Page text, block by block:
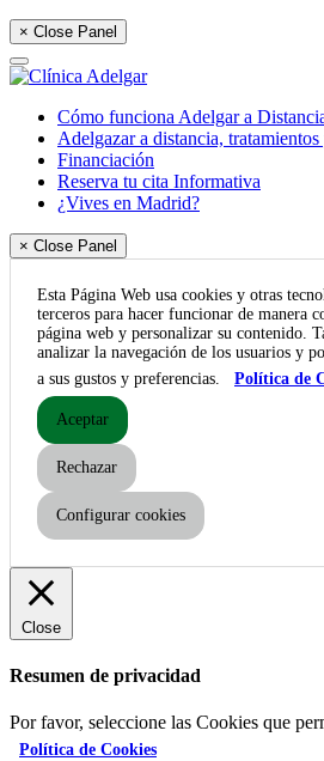
× Close Panel
Cómo funciona Adelgar a
Adelgazar a distancia,
Financiación
Reserva tu cita Informativa
¿Vives en Madrid?
× Close Panel
Esta Página Web usa cookies y otras
terceros para hacer funcionar de manera
página web y personalizar su contenido.
analizar la navegación de los usuarios y
a sus gustos y preferencias.
Política de
Aceptar
Rechazar
Configurar cookies
Close
Resumen de privacidad
Por favor, seleccione las Cookies que
Política de Cookies